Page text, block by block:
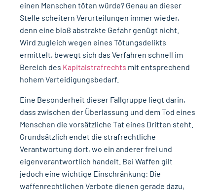
einen Menschen töten würde? Genau an dieser
Stelle scheitern Verurteilungen immer wieder,
denn eine bloß abstrakte Gefahr genügt nicht.
Wird zugleich wegen eines Tötungsdelikts
ermittelt, bewegt sich das Verfahren schnell im
Bereich des Kapitalstrafrechts mit entsprechend
hohem Verteidigungsbedarf.
Eine Besonderheit dieser Fallgruppe liegt darin,
dass zwischen der Überlassung und dem Tod eines
Menschen die vorsätzliche Tat eines Dritten steht.
Grundsätzlich endet die strafrechtliche
Verantwortung dort, wo ein anderer frei und
eigenverantwortlich handelt. Bei Waffen gilt
jedoch eine wichtige Einschränkung: Die
waffenrechtlichen Verbote dienen gerade dazu,